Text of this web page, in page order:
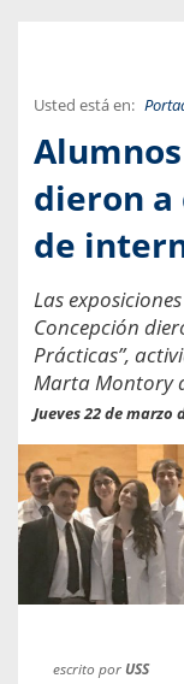
Usted está en:
dieron a
de
Las
Concepción
Prácticas”,
Marta Montory
Jueves 22 de marzo
escrito por USS